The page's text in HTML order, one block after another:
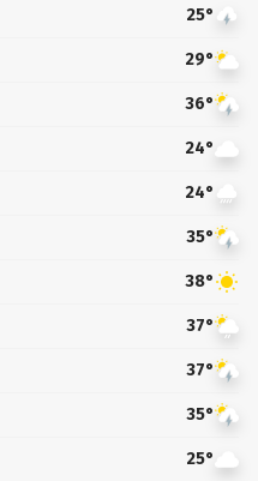
25°
29°
36°
24°
24°
35°
38°
37°
37°
35°
25°